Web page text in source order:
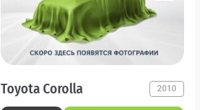
Toyota Corolla 2010